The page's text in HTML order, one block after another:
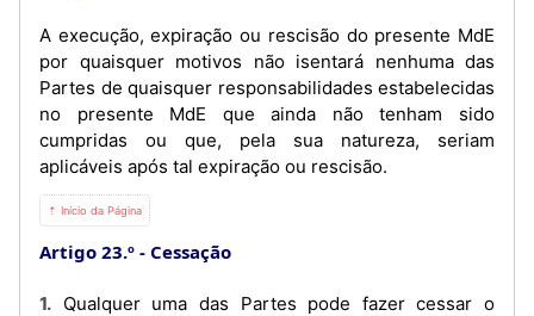
A execução, expiração ou rescisão do presente MdE
por quaisquer motivos não isentará nenhuma das
Partes de quaisquer responsabilidades estabelecidas
no presente MdE que ainda não tenham sido
cumpridas ou que, pela sua natureza, seriam
aplicáveis após tal expiração ou rescisão.
⇡ Início da Página
Artigo 23.º Cessação
1. Qualquer uma das Partes pode fazer cessar o